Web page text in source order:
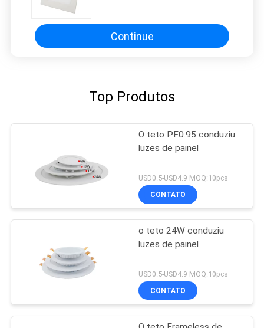
Continue
Top Produtos
O teto PF0.95 conduziu
luzes de painel
USD0.5-USD4.9 MOQ:10pcs
CONTATO
o teto 24W conduziu
luzes de painel
USD0.5-USD4.9 MOQ:10pcs
CONTATO